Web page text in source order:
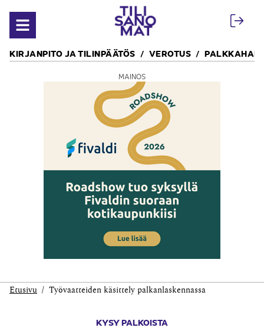
Avaa valikko
KIRJANPITO JA TILINPÄÄTÖS VEROTUS
MAINOS
Etusivu Työvaatteiden käsittely palkanlaskennassa
KYSY PALKOISTA